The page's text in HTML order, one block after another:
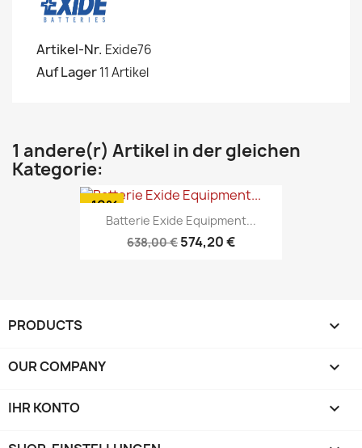
Artikel-Nr. Exide76
Auf Lager11 Artikel
1 andere(r) Artikel in der gleichen
Kategorie:
Batterie Exide Equipment...
638,00 € 574,20 €
-10%
PRODUCTS 
OUR COMPANY 
IHR KONTO 